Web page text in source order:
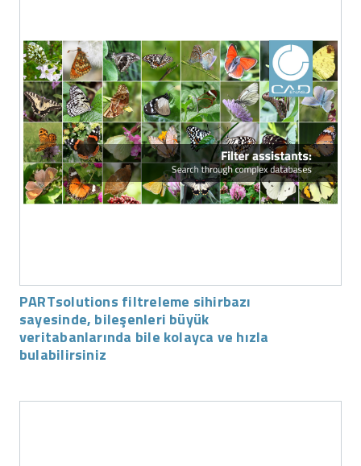
PARTsolutions filtreleme sihirbazı
sayesinde, bileşenleri büyük
veritabanlarında bile kolayca ve hızla
bulabilirsiniz